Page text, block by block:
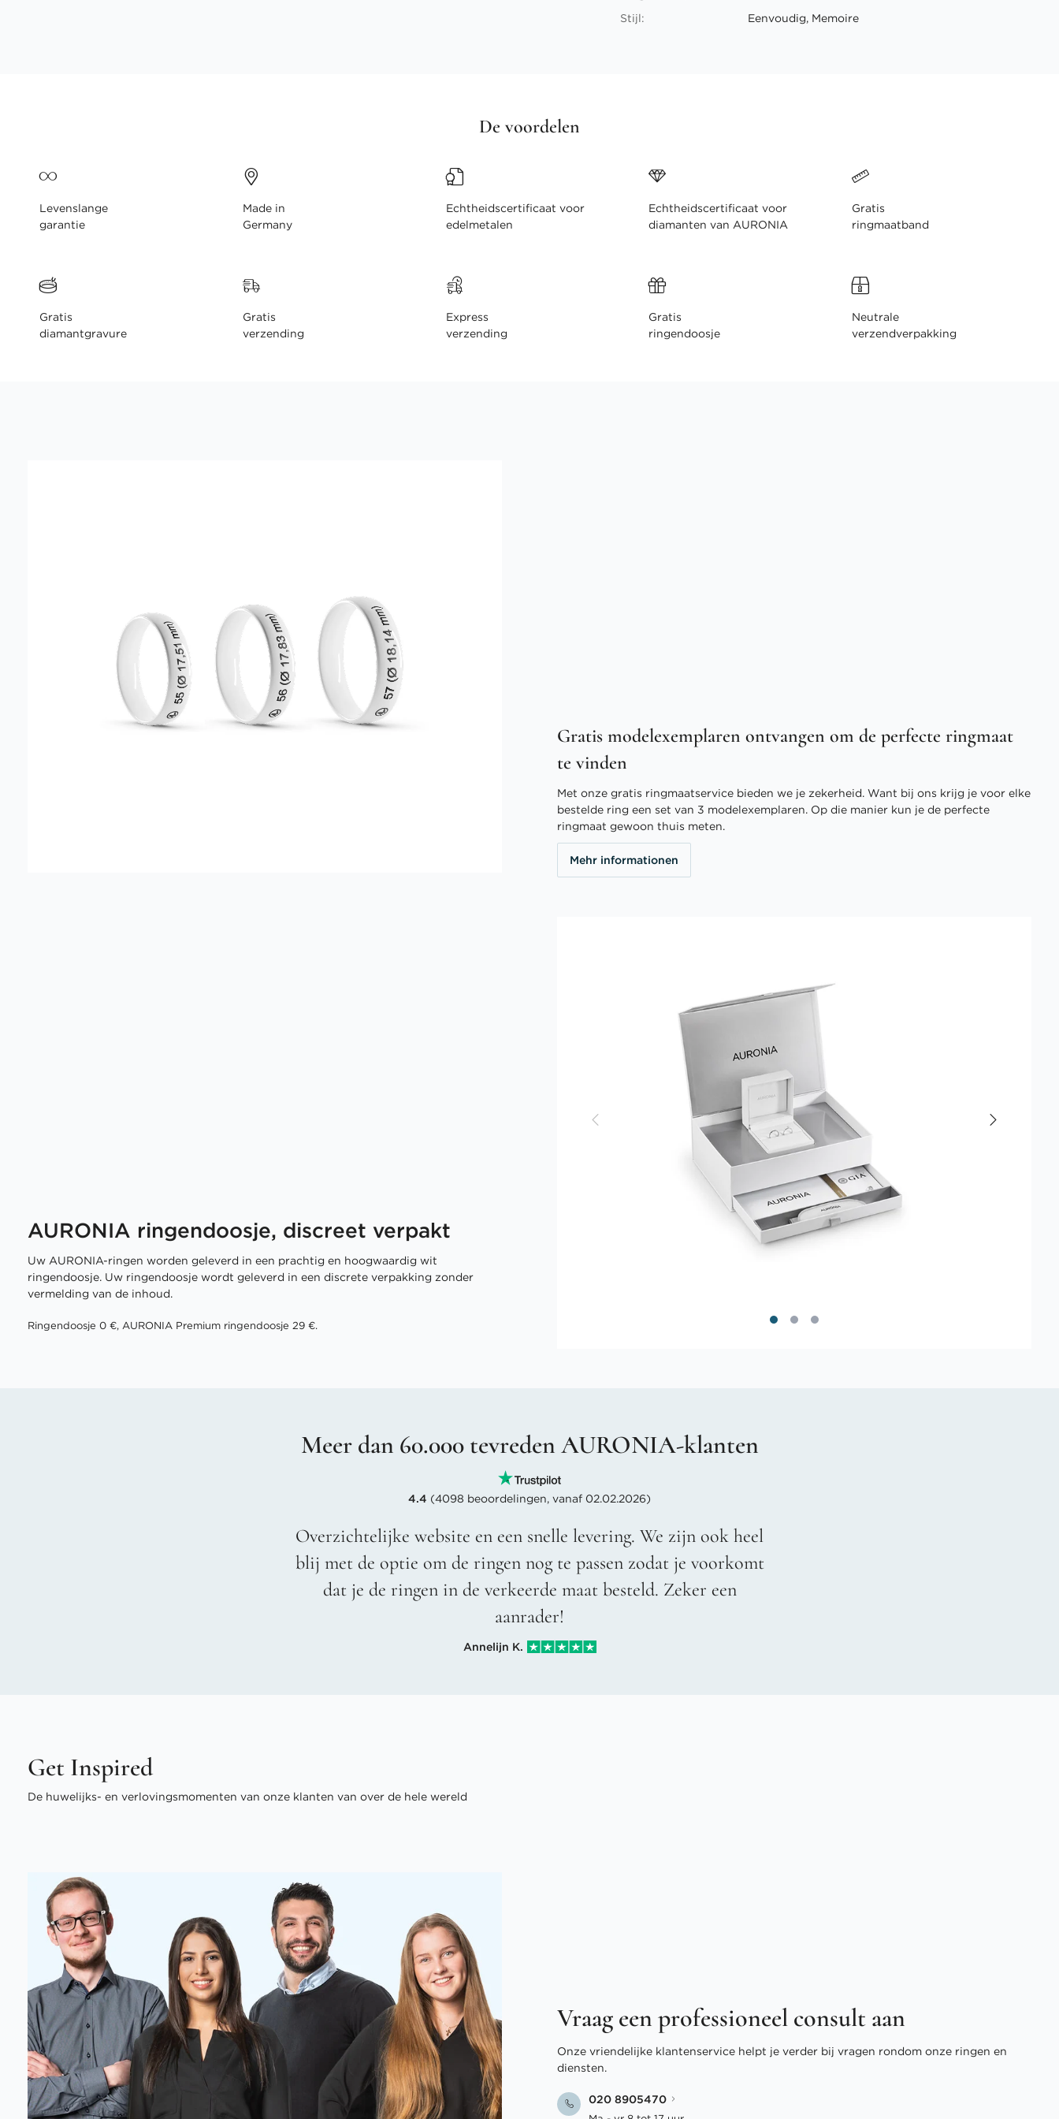
Stijl:
Eenvoudig, Memoire
De voordelen
Levenslange
garantie
Made in
Germany
Echtheidscertificaat voor
edelmetalen
Echtheidscertificaat voor
diamanten van AURONIA
Gratis
ringmaatband
Gratis
diamantgravure
Gratis
verzending
Express
verzending
Gratis
ringendoosje
Neutrale
verzendverpakking
Gratis modelexemplaren ontvangen om de perfecte ringmaat
te vinden
Met onze gratis ringmaatservice bieden we je zekerheid. Want bij ons krijg je voor elke
bestelde ring een set van 3 modelexemplaren. Op die manier kun je de perfecte
ringmaat gewoon thuis meten.
Mehr informationen
AURONIA ringendoosje, discreet verpakt
Uw AURONIA-ringen worden geleverd in een prachtig en hoogwaardig wit
ringendoosje. Uw ringendoosje wordt geleverd in een discrete verpakking zonder
vermelding van de inhoud.
Ringendoosje 0 €, AURONIA Premium ringendoosje 29 €.
Meer dan 60.000 tevreden AURONIA-klanten
4.4 (4098 beoordelingen, vanaf 02.02.2026)
Overzichtelijke website en een snelle levering. We zijn ook heel
blij met de optie om de ringen nog te passen zodat je voorkomt
dat je de ringen in de verkeerde maat besteld. Zeker een
aanrader!
Annelijn K.
Get Inspired
De huwelijks- en verlovingsmomenten van onze klanten van over de hele wereld
Vraag een professioneel consult aan
Onze vriendelijke klantenservice helpt je verder bij vragen rondom onze ringen en
diensten.
020 8905470